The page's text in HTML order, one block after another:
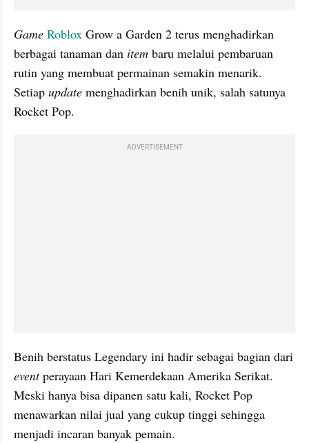
Game Roblox Grow a Garden 2 terus menghadirkan
berbagai tanaman dan item baru melalui pembaruan
rutin yang membuat permainan semakin menarik.
Setiap update menghadirkan benih unik, salah satunya
Rocket Pop.
ADVERTISEMENT
event perayaan Hari Kemerdekaan Amerika Serikat.
Meski hanya bisa dipanen satu kali, Rocket Pop
menawarkan nilai jual yang cukup tinggi sehingga
menjadi incaran banyak pemain.